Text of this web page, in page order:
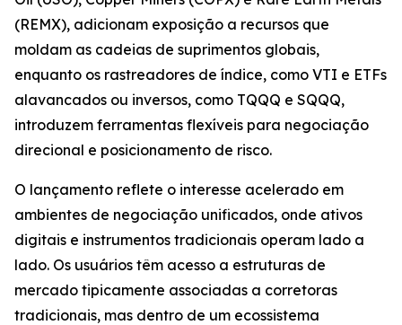
(REMX), adicionam exposição a recursos que
moldam as cadeias de suprimentos globais,
enquanto os rastreadores de índice, como VTI e ETFs
alavancados ou inversos, como TQQQ e SQQQ,
introduzem ferramentas flexíveis para negociação
direcional e posicionamento de risco.
O lançamento reflete o interesse acelerado em
ambientes de negociação unificados, onde ativos
digitais e instrumentos tradicionais operam lado a
lado. Os usuários têm acesso a estruturas de
mercado tipicamente associadas a corretoras
tradicionais, mas dentro de um ecossistema